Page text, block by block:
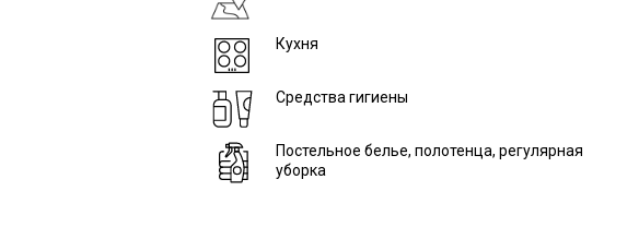
Кухня
Средства гигиены
Постельное белье, полотенца, регулярная
уборка